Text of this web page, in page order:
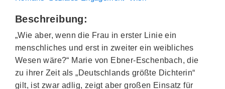
Beschreibung:
„Wie aber, wenn die Frau in erster Linie ein
menschliches und erst in zweiter ein weibliches
Wesen wäre?“ Marie von Ebner-Eschenbach, die
zu ihrer Zeit als „Deutschlands größte Dichterin“
gilt, ist zwar adlig, zeigt aber großen Einsatz für